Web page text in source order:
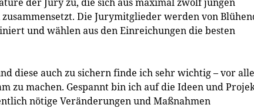
Die Jurymitglieder werden von
und wählen aus den Einreichungen die besten
diese auch zu sichern finde ich sehr wichtig – vor
zu machen. Gespannt bin ich auf die Ideen und
nötige Veränderungen und Maßnahmen